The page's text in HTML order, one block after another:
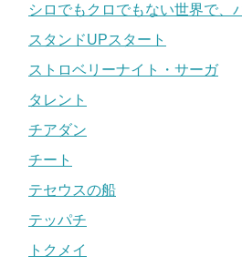
シロでもクロでもない世界で、
スタンドUPスタート
ストロベリーナイト・サーガ
タレント
チアダン
チート
テセウスの船
テッパチ
トクメイ